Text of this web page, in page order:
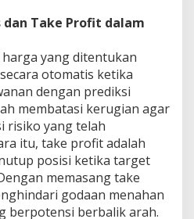
dan Take Profit dalam
yang ditentukan
otomatis ketika
dengan prediksi
membatasi kerugian agar
risiko yang telah
itu, take profit adalah
posisi ketika target
memasang take
godaan menahan
berpotensi berbalik arah.